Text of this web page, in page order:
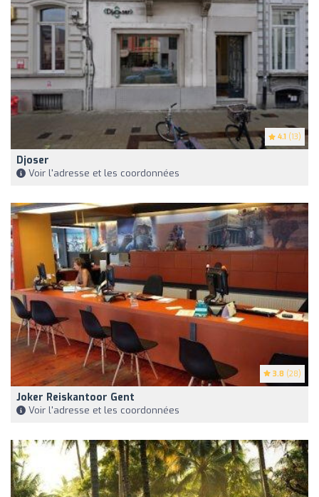
4.1 (13)
Djoser
Voir l'adresse et les coordonnées
3.8 (28)
Joker Reiskantoor Gent
Voir l'adresse et les coordonnées